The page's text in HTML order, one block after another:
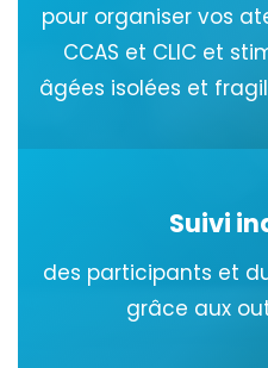
pour organiser vos
CCAS et CLIC et
âgées isolées et
Suivi
des participants et
grâce aux